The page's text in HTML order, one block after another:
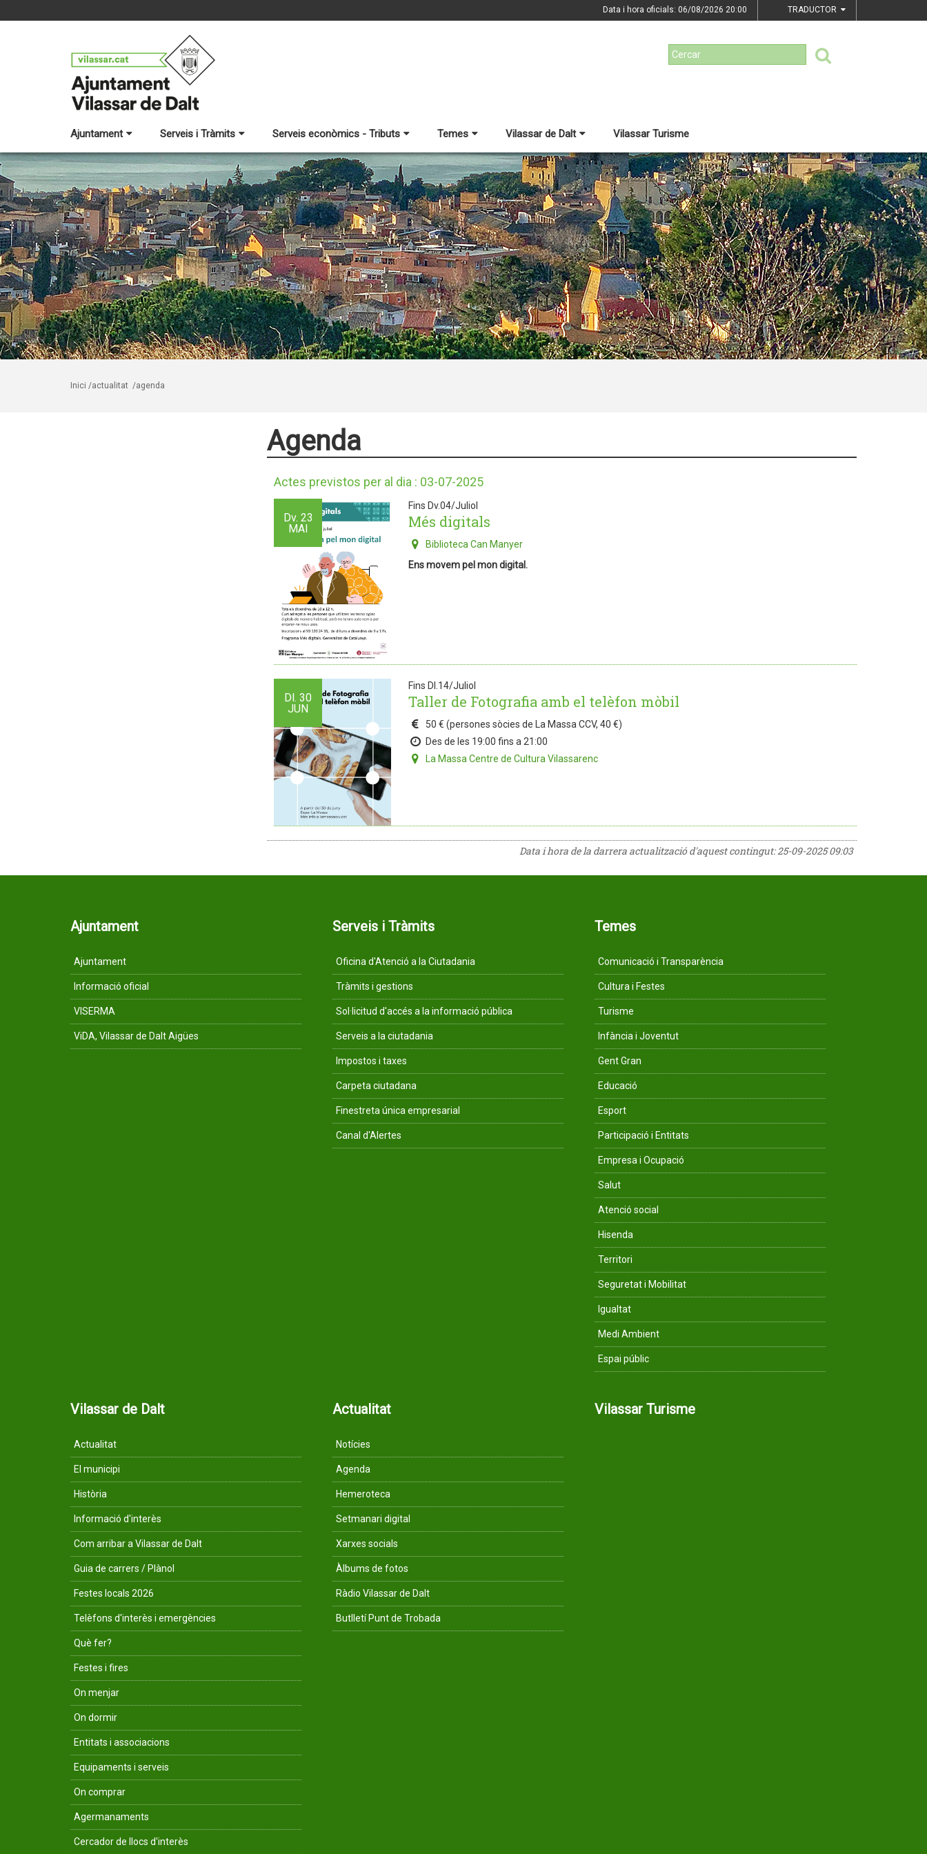
Data i hora oficials: 06/08/2026 20:00 TRADUCTOR
Ajuntament Serveis i Tràmits Serveis econòmics - Tributs Temes Vilassar de Dalt Vilassar Turisme
Inici /actualitat /agenda
Agenda
Actes previstos per al dia : 03-07-2025
Dv. 23
MAI
Fins Dv.04/Juliol
Més digitals
Biblioteca Can Manyer
Ens movem pel mon digital.
Dl. 30
JUN
Fins Dl.14/Juliol
Taller de Fotografia amb el telèfon mòbil
50 € (persones sòcies de La Massa CCV, 40 €)
Des de les 19:00 fins a 21:00
La Massa Centre de Cultura Vilassarenc
Data i hora de la darrera actualització d'aquest contingut:25-09-2025 09:03
Ajuntament
Ajuntament
Informació oficial
VISERMA
ViDA, Vilassar de Dalt Aigües
Serveis i Tràmits
Oficina d'Atenció a la Ciutadania
Tràmits i gestions
Sol·licitud d'accés a la informació pública
Serveis a la ciutadania
Impostos i taxes
Carpeta ciutadana
Finestreta única empresarial
Canal d'Alertes
Temes
Comunicació i Transparència
Cultura i Festes
Turisme
Infància i Joventut
Gent Gran
Educació
Esport
Participació i Entitats
Empresa i Ocupació
Salut
Atenció social
Hisenda
Territori
Seguretat i Mobilitat
Igualtat
Medi Ambient
Espai públic
Vilassar de Dalt
Actualitat
El municipi
Història
Informació d'interès
Com arribar a Vilassar de Dalt
Guia de carrers / Plànol
Festes locals 2026
Telèfons d'interès i emergències
Què fer?
Festes i fires
On menjar
On dormir
Entitats i associacions
Equipaments i serveis
On comprar
Agermanaments
Cercador de llocs d'interès
Actualitat
Notícies
Agenda
Hemeroteca
Setmanari digital
Xarxes socials
Àlbums de fotos
Ràdio Vilassar de Dalt
Butlletí Punt de Trobada
Vilassar Turisme